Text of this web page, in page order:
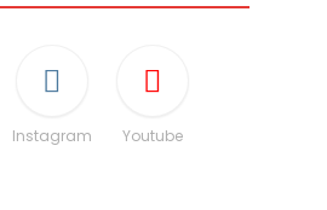
Instagram Youtube